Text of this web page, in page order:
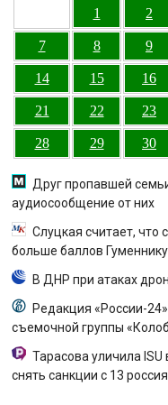
1
2
7 8 9
14 15 16
21 22 23
28 29 30
Друг пропавшей
аудиосообщение от них
Слуцкая считает, что
больше баллов Гуменнику
В ДНР при атаках
Редакция «России-
съемочной группы
Тарасова уличила
снять санкции с 13